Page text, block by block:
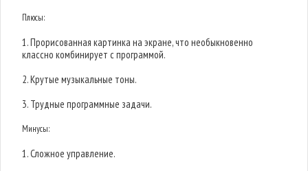
Плюсы:
1. Прорисованная картинка на экране, что необыкновенно
классно комбинирует с программой.
2. Крутые музыкальные тоны.
3. Трудные программные задачи.
Минусы:
1. Сложное управление.